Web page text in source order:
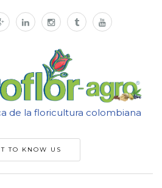
de la floricultura colombiana
TO KNOW US